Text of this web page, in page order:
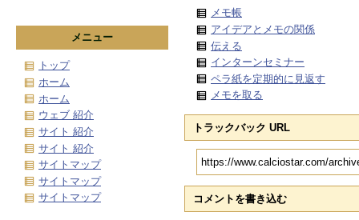
メモ帳
アイデアとメモの関係
伝える
インターンセミナー
ペラ紙を定期的に見返す
メモを取る
トラックバック URL
コメントを書き込む
メニュー
トップ
ホーム
ホーム
ウェブ 紹介
サイト 紹介
サイト 紹介
サイトマップ
サイトマップ
サイトマップ